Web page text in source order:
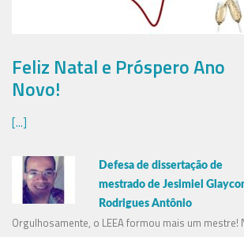
SibeeGroup2019
EricaSibee2019
CamilaSibee2019
EricaSibee20192
GisaSibee2019
LeeaSibee2019
PauloSibee20191
PauloSibee20192
4
9
11
24
34
41
Feliz Natal e Próspero Ano
Novo!
[...]
Defesa de dissertação de
mestrado de Jesimiel
Rodrigues Antônio
Orgulhosamente, o LEEA formou mais um mestre!